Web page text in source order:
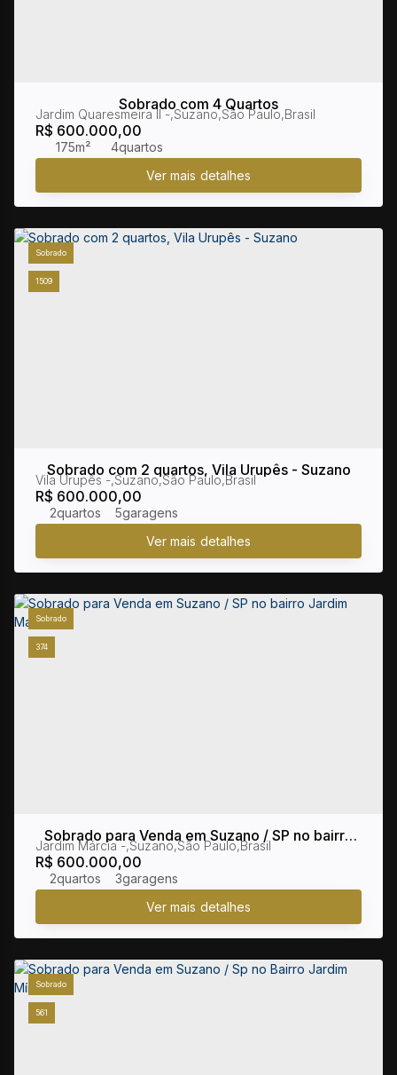
Sobrado com 4 Quartos
R$ 600.000,00
Jardim Quaresmeira II ,Suzano,São Paulo,Brasil
4
175m²
1509
Sobrado
Sobrado com 2 quartos, Vila Urupês - Suzano
R$ 600.000,00
Vila Urupês ,Suzano,São Paulo,Brasil
2 5
374
Sobrado
Sobrado para Venda em Suzano / SP no bairro
Jardim Marcia
R$ 600.000,00
Jardim Márcia ,Suzano,São Paulo,Brasil
2 3
561
Sobrado